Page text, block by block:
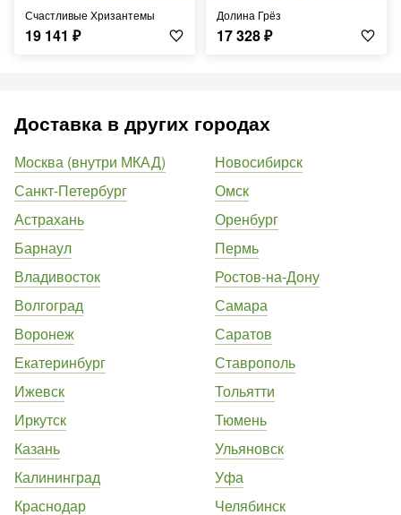
Счастливые Хризантемы
19 141 ₽
Долина Грёз
17 328₽
Доставка в других городах
Москва (внутри МКАД)
Санкт-Петербург
Астрахань
Барнаул
Владивосток
Волгоград
Воронеж
Екатеринбург
Ижевск
Иркутск
Казань
Калининград
Краснодар
Новосибирск
Омск
Оренбург
Пермь
Ростов-на-Дону
Самара
Саратов
Ставрополь
Тольятти
Тюмень
Ульяновск
Уфа
Челябинск